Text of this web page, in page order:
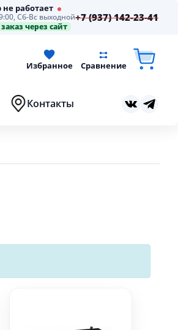
работает
Сб-Вс выходной
через сайт
+7 (937) 142-23-41
Избранное Сравнение
Контакты